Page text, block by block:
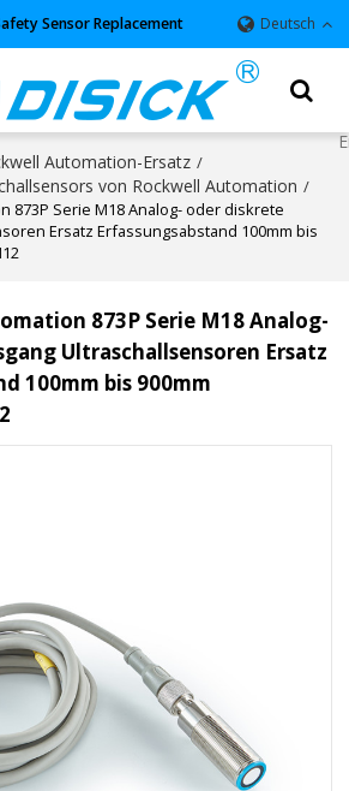
Sensor Replacement Deutsch
Automation-Ersatz /
von Rockwell Automation /
873P Serie M18 Analog- oder diskrete
Ersatz Erfassungsabstand 100mm bis
873P Serie M18 Analog-
Ultraschallsensoren Ersatz
100mm bis 900mm